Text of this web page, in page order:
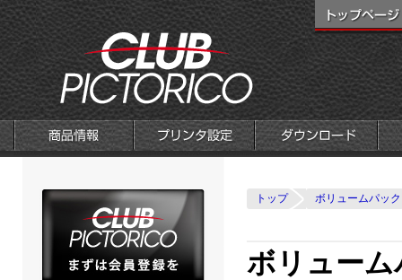
トップ ボリュームパック
ボリュー